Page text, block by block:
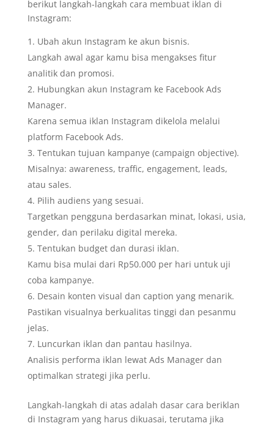
berikut langkah-langkah cara membuat iklan di
Instagram:
Ubah akun Instagram ke akun bisnis.
Langkah awal agar kamu bisa mengakses fitur
analitik dan promosi.
Hubungkan akun Instagram ke Facebook Ads
Manager.
Karena semua iklan Instagram dikelola melalui
platform Facebook Ads.
Tentukan tujuan kampanye (campaign objective).
Misalnya: awareness, traffic, engagement, leads,
atau sales.
Pilih audiens yang sesuai.
Targetkan pengguna berdasarkan minat, lokasi, usia,
gender, dan perilaku digital mereka.
Tentukan budget dan durasi iklan.
Kamu bisa mulai dari Rp50.000 per hari untuk uji
coba kampanye.
Desain konten visual dan caption yang menarik.
Pastikan visualnya berkualitas tinggi dan pesanmu
jelas.
Luncurkan iklan dan pantau hasilnya.
Analisis performa iklan lewat Ads Manager dan
optimalkan strategi jika perlu.
Langkah-langkah di atas adalah dasar cara beriklan
di Instagram yang harus dikuasai, terutama jika